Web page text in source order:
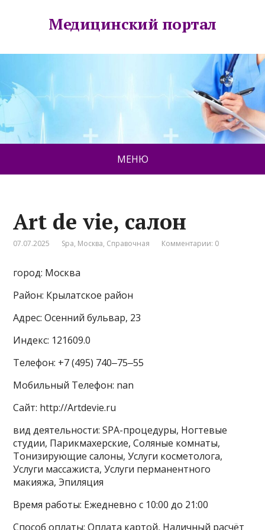
Медицинский портал
МЕНЮ
Art de vie, салон
07.07.2025 Spa, Москва, Справочная Комментарии: 0
город: Москва
Район: Крылатское район
Адрес: Осенний бульвар, 23
Индекс: 121609.0
Телефон: +7 (495) 740‒75‒55
Мобильный Телефон: nan
Сайт: http://Artdevie.ru
вид деятельности: SPA-процедуры, Ногтевые
студии, Парикмахерские, Соляные комнаты,
Тонизирующие салоны, Услуги косметолога,
Услуги массажиста, Услуги перманентного
макияжа, Эпиляция
Время работы: Ежедневно с 10:00 до 21:00
Способ оплаты: Оплата картой, Наличный расчёт